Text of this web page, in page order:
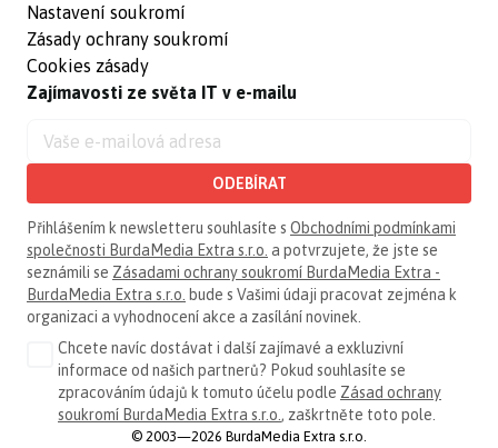
Nastavení soukromí
Zásady ochrany soukromí
Cookies zásady
Zajímavosti ze světa IT v e-mailu
ODEBÍRAT
Přihlášením k newsletteru souhlasíte s Obchodními podmínkami
společnosti BurdaMedia Extra s.r.o. a potvrzujete, že jste se
seznámili se Zásadami ochrany soukromí BurdaMedia Extra -
BurdaMedia Extra s.r.o. bude s Vašimi údaji pracovat zejména k
organizaci a vyhodnocení akce a zasílání novinek.
Chcete navíc dostávat i další zajímavé a exkluzivní
informace od našich partnerů? Pokud souhlasíte se
zpracováním údajů k tomuto účelu podle Zásad ochrany
soukromí BurdaMedia Extra s.r.o. , zaškrtněte toto pole.
© 2003—2026 BurdaMedia Extra s.r.o.